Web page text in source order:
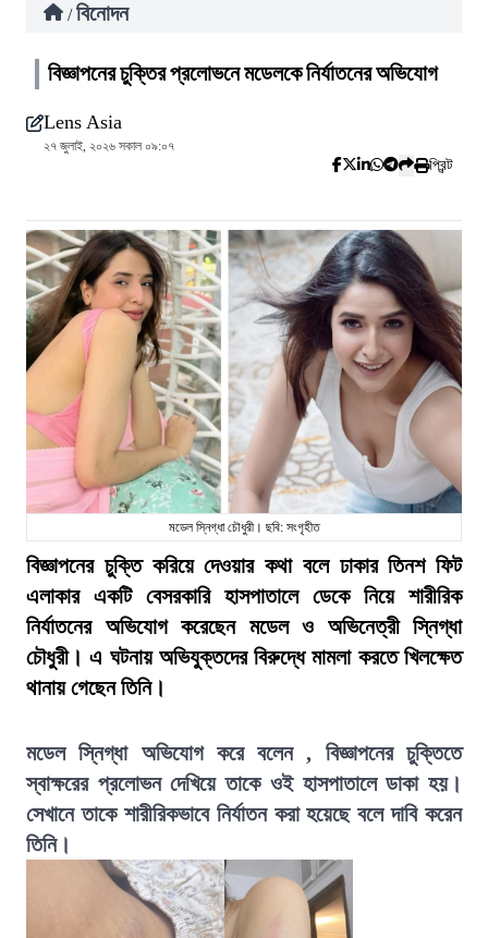
/ বিনোদন
বিজ্ঞাপনের চুক্তির প্রলোভনে মডেলকে নির্যাতনের অভিযোগ
Lens Asia
২৭ জুলাই, ২০২৬ সকাল ০৯:০৭
প্রিন্ট
মডেল স্নিগ্ধা চৌধুরী। ছবি: সংগৃহীত
বিজ্ঞাপনের চুক্তি করিয়ে দেওয়ার কথা বলে ঢাকার তিনশ ফিট
এলাকার একটি বেসরকারি হাসপাতালে ডেকে নিয়ে শারীরিক
নির্যাতনের অভিযোগ করেছেন মডেল ও অভিনেত্রী স্নিগ্ধা
চৌধুরী। এ ঘটনায় অভিযুক্তদের বিরুদ্ধে মামলা করতে খিলক্ষেত
থানায় গেছেন তিনি।
মডেল স্নিগ্ধা অভিযোগ করে বলেন , বিজ্ঞাপনের চুক্তিতে
স্বাক্ষরের প্রলোভন দেখিয়ে তাকে ওই হাসপাতালে ডাকা হয়।
সেখানে তাকে শারীরিকভাবে নির্যাতন করা হয়েছে বলে দাবি করেন
তিনি।